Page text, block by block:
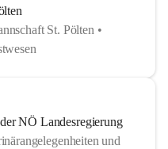
St. Pölten •
NÖ Landesregierung
und